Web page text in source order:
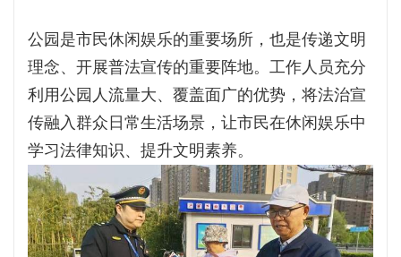
公园是市民休闲娱乐的重要场所，也是传递文明
理念、开展普法宣传的重要阵地。工作人员充分
利用公园人流量大、覆盖面广的优势，将法治宣
传融入群众日常生活场景，让市民在休闲娱乐中
学习法律知识、提升文明素养。